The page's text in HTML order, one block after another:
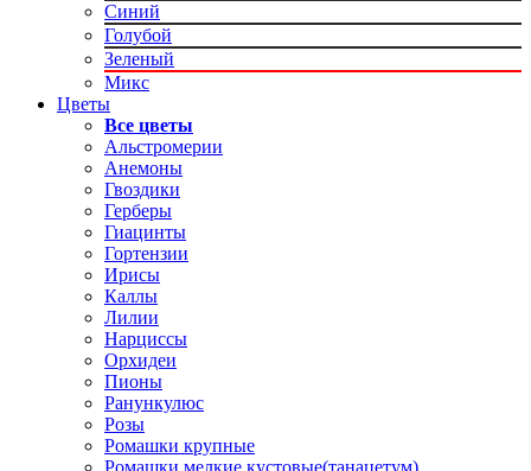
Синий
Голубой
Зеленый
Микс
Цветы
Все цветы
Альстромерии
Анемоны
Гвоздики
Герберы
Гиацинты
Гортензии
Ирисы
Каллы
Лилии
Нарциссы
Орхидеи
Пионы
Ранункулюс
Розы
Ромашки крупные